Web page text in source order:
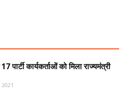
पार्टी कार्यकर्ताओं को मिला राज्यमंत्री